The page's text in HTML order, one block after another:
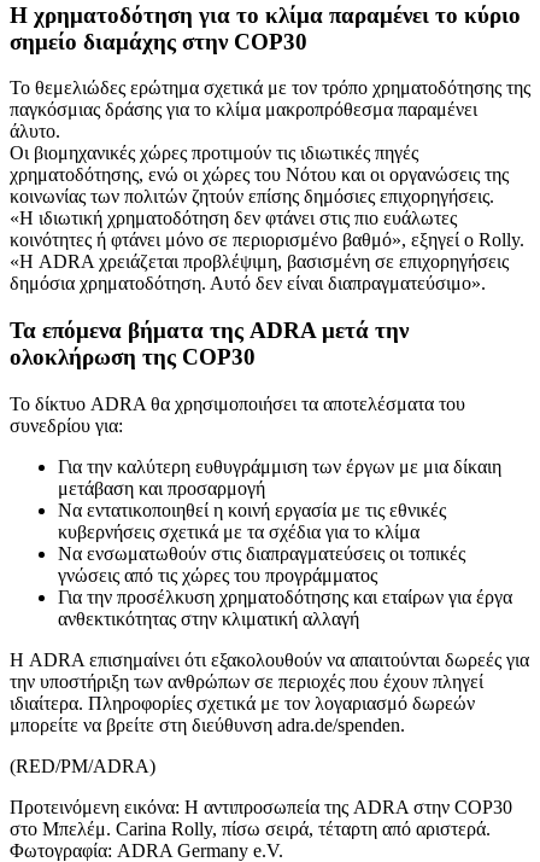
Η χρηματοδότηση για το κλίμα παραμένει το κύριο
σημείο διαμάχης στην COP30
Το θεμελιώδες ερώτημα σχετικά με τον τρόπο χρηματοδότησης της
παγκόσμιας δράσης για το κλίμα μακροπρόθεσμα παραμένει
άλυτο.
Οι βιομηχανικές χώρες προτιμούν τις ιδιωτικές πηγές
χρηματοδότησης, ενώ οι χώρες του Νότου και οι οργανώσεις της
κοινωνίας των πολιτών ζητούν επίσης δημόσιες επιχορηγήσεις.
«Η ιδιωτική χρηματοδότηση δεν φτάνει στις πιο ευάλωτες
κοινότητες ή φτάνει μόνο σε περιορισμένο βαθμό», εξηγεί ο Rolly.
«Η ADRA χρειάζεται προβλέψιμη, βασισμένη σε επιχορηγήσεις
δημόσια χρηματοδότηση. Αυτό δεν είναι διαπραγματεύσιμο».
Τα επόμενα βήματα της ADRA μετά την
ολοκλήρωση της COP30
Το δίκτυο ADRA θα χρησιμοποιήσει τα αποτελέσματα του
συνεδρίου για:
Για την καλύτερη ευθυγράμμιση των έργων με μια δίκαιη
μετάβαση και προσαρμογή
Να εντατικοποιηθεί η κοινή εργασία με τις εθνικές
κυβερνήσεις σχετικά με τα σχέδια για το κλίμα
Να ενσωματωθούν στις διαπραγματεύσεις οι τοπικές
γνώσεις από τις χώρες του προγράμματος
Για την προσέλκυση χρηματοδότησης και εταίρων για έργα
ανθεκτικότητας στην κλιματική αλλαγή
Η ADRA επισημαίνει ότι εξακολουθούν να απαιτούνται δωρεές για
την υποστήριξη των ανθρώπων σε περιοχές που έχουν πληγεί
ιδιαίτερα. Πληροφορίες σχετικά με τον λογαριασμό δωρεών
μπορείτε να βρείτε στη διεύθυνση adra.de/spenden.
(RED/PM/ADRA)
Προτεινόμενη εικόνα: Η αντιπροσωπεία της ADRA στην COP30
στο Μπελέμ. Carina Rolly, πίσω σειρά, τέταρτη από αριστερά.
Φωτογραφία: ADRA Germany e.V.